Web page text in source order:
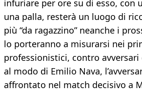
infuriare per ore su di esso, con
una palla, resterà un luogo di
più “da ragazzino” neanche i
lo porteranno a misurarsi nei
professionistici, contro
al modo di Emilio Nava,
affrontato nel match decisivo a